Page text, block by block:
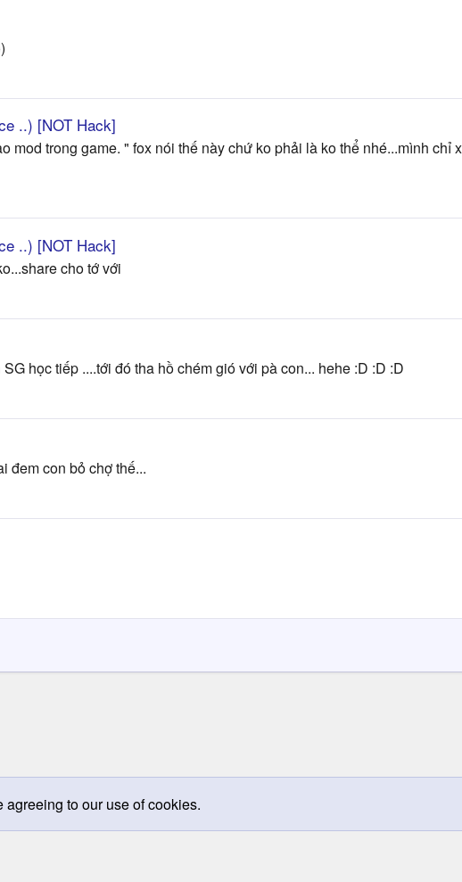
..) [NOT Hack]
mod trong game. " fox nói thế này chứ ko phải là ko thể nhé...mình chỉ
..) [NOT Hack]
cho tớ với
học tiếp ....tới đó tha hồ chém gió với pà con... hehe :D :D :D
đem con bỏ chợ thế...
Quy
to our use of cookies.